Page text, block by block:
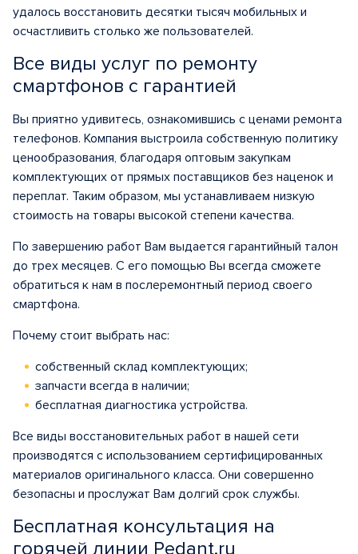
удалось восстановить десятки тысяч мобильных и
осчастливить столько же пользователей.
Все виды услуг по ремонту
смартфонов с гарантией
Вы приятно удивитесь, ознакомившись с ценами ремонта
телефонов. Компания выстроила собственную политику
ценообразования, благодаря оптовым закупкам
комплектующих от прямых поставщиков без наценок и
переплат. Таким образом, мы устанавливаем низкую
стоимость на товары высокой степени качества.
По завершению работ Вам выдается гарантийный талон
до трех месяцев. С его помощью Вы всегда сможете
обратиться к нам в послеремонтный период своего
смартфона.
Почему стоит выбрать нас:
собственный склад комплектующих;
запчасти всегда в наличии;
бесплатная диагностика устройства.
Все виды восстановительных работ в нашей сети
производятся с использованием сертифицированных
материалов оригинального класса. Они совершенно
безопасны и прослужат Вам долгий срок службы.
Бесплатная консультация на
горячей линии Pedant.ru